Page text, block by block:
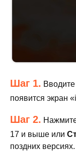
Шаг 1.
появится экран
Шаг 2.
17 и выше или
поздних версиях.